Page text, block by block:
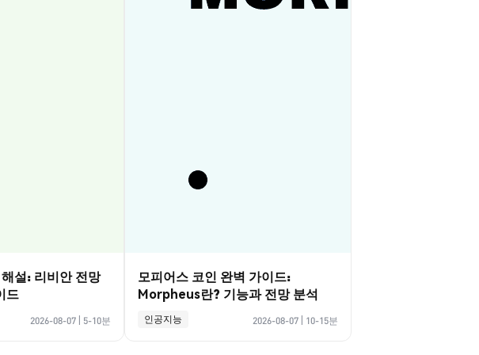
설: 리비안 전망
드
2026-08-07 5-10분
모피어스 코인 완벽 가이드:
Morpheus란? 기능과 전망 분석
인공지능 2026-08-07 10-15분